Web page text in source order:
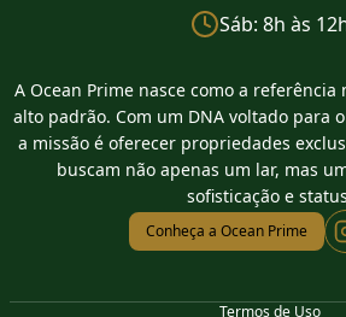
Sáb: 8h às
A Ocean Prime nasce como a referência
alto padrão. Com um DNA voltado para
a missão é oferecer propriedades
buscam não apenas um lar, mas
sofisticação e
Conheça a Ocean Prime
Termos de Uso